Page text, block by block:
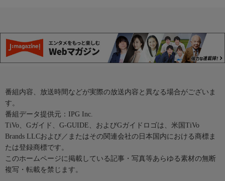
番組内容、放送時間などが実際の放送内容と異なる場合がございま
す。
番組データ提供元：IPG Inc.
TiVo、Gガイド、G-GUIDE、およびGガイドロゴは、米国TiVo
Brands LLCおよび／またはその関連会社の日本国内における商標ま
たは登録商標です。
このホームページに掲載している記事・写真等あらゆる素材の無断
複写・転載を禁じます。